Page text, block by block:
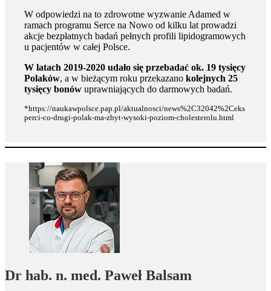
W odpowiedzi na to zdrowotne wyzwanie Adamed w
ramach programu Serce na Nowo od kilku lat prowadzi
akcje bezpłatnych badań pełnych profili lipidogramowych
u pacjentów w całej Polsce.
W latach 2019-2020 udało się przebadać ok. 19 tysięcy
Polaków, a w bieżącym roku przekazano kolejnych 25
tysięcy bonów uprawniających do darmowych badań.
*https://naukawpolsce.pap.pl/aktualnosci/news%2C32042%2Ceks
perci-co-drugi-polak-ma-zbyt-wysoki-poziom-cholesterolu.html
Dr hab. n. med. Paweł Balsam